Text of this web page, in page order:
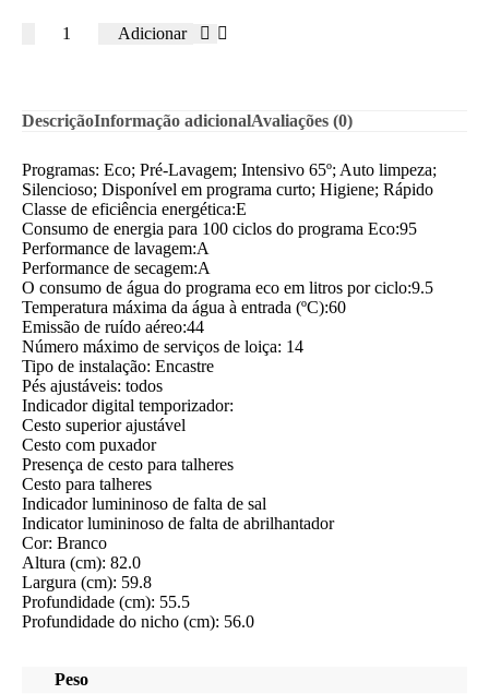
Adicionar
DescriçãoInformação adicionalAvaliações (0)
Programas: Eco; Pré-Lavagem; Intensivo 65º; Auto limpeza;
Silencioso; Disponível em programa curto; Higiene; Rápido
Classe de eficiência energética:E
Consumo de energia para 100 ciclos do programa Eco:95
Performance de lavagem:A
Performance de secagem:A
O consumo de água do programa eco em litros por ciclo:9.5
Temperatura máxima da água à entrada (ºC):60
Emissão de ruído aéreo:44
Número máximo de serviços de loiça: 14
Tipo de instalação: Encastre
Pés ajustáveis: todos
Indicador digital temporizador:
Cesto superior ajustável
Cesto com puxador
Presença de cesto para talheres
Cesto para talheres
Indicador lumininoso de falta de sal
Indicator lumininoso de falta de abrilhantador
Cor: Branco
Altura (cm): 82.0
Largura (cm): 59.8
Profundidade (cm): 55.5
Profundidade do nicho (cm): 56.0
Peso